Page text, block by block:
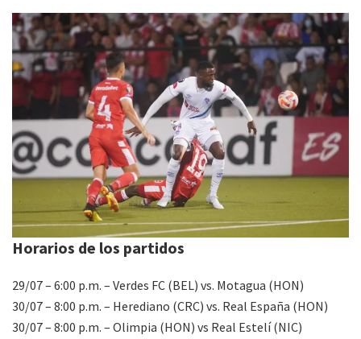
Horarios de los partidos
29/07 – 6:00 p.m. – Verdes FC (BEL) vs. Motagua (HON)
30/07 – 8:00 p.m. – Herediano (CRC) vs. Real España (HON)
30/07 – 8:00 p.m. – Olimpia (HON) vs Real Estelí (NIC)